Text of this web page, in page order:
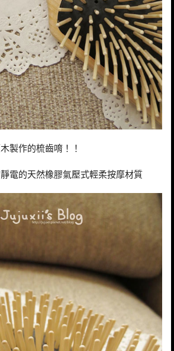
製作的梳齒唷！！
電的天然橡膠氣壓式輕柔按摩材質